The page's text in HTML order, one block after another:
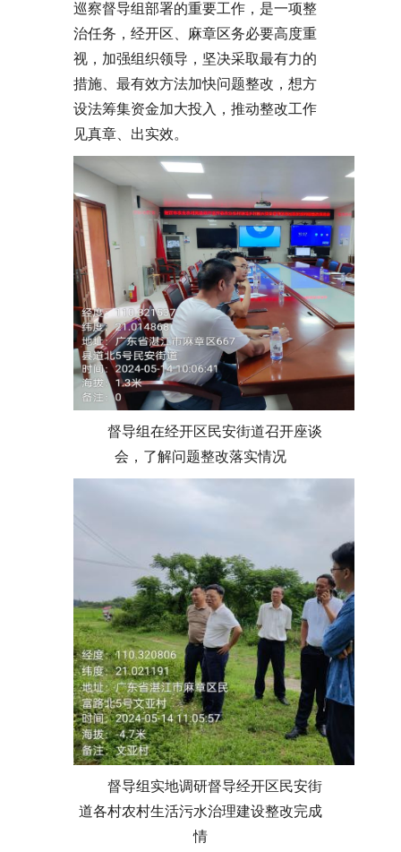
巡察督导组部署的重要工作，是一项整
治任务，经开区、麻章区务必要高度重
视，加强组织领导，坚决采取最有力的
措施、最有效方法加快问题整改，想方
设法筹集资金加大投入，推动整改工作
见真章、出实效。
督导组在经开区民安街道召开座谈
会，了解问题整改落实情况
督导组实地调研督导经开区民安街
道各村农村生活污水治理建设整改完成
情